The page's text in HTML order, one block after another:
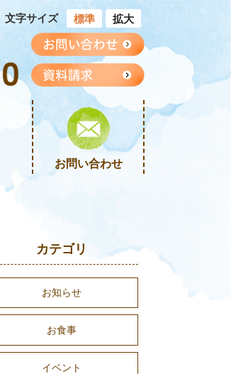
文字サイズ 標準 拡大
お問い合わせ
カテゴリ
お知らせ
お食事
イベント